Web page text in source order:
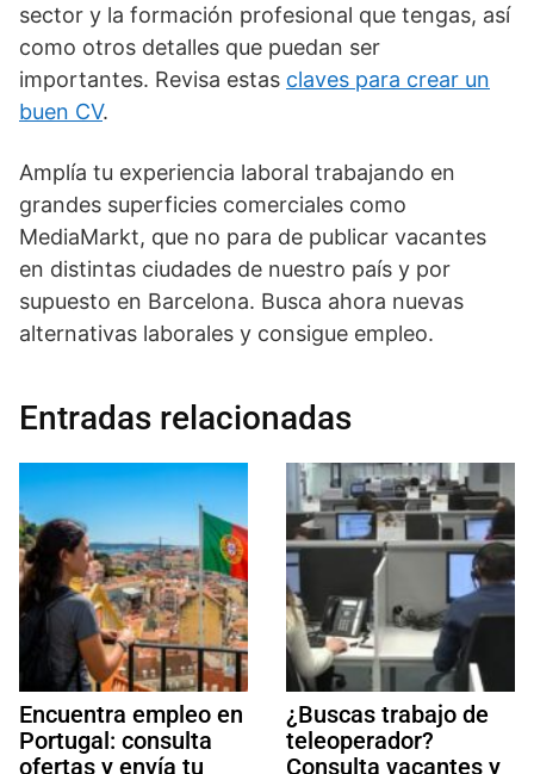
sector y la formación profesional que tengas, así
como otros detalles que puedan ser
importantes. Revisa estas claves para crear un
buen CV.
Amplía tu experiencia laboral trabajando en
grandes superficies comerciales como
MediaMarkt, que no para de publicar vacantes
en distintas ciudades de nuestro país y por
supuesto en Barcelona. Busca ahora nuevas
alternativas laborales y consigue empleo.
Entradas relacionadas
Encuentra empleo en
Portugal: consulta
ofertas y envía tu
¿Buscas trabajo de
teleoperador?
Consulta vacantes y